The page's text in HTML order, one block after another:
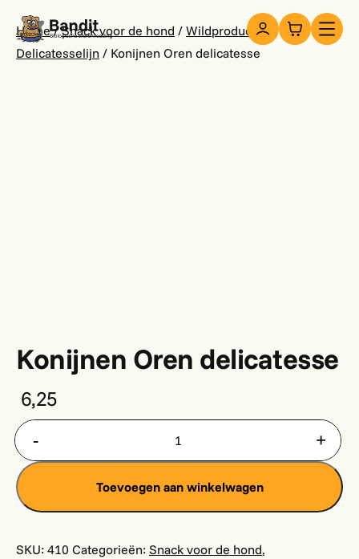
Snacks
Over ons
Home/Snack voor de hond / Wildproducten
Delicatesselijn / Konijnen Oren delicatesse
Konijnen Oren delicatesse
6,25
Konijnen Oren delicatesse aantal
Toevoegen aan winkelwagen
SKU: 410 Categorieën: Snack voor de hond,